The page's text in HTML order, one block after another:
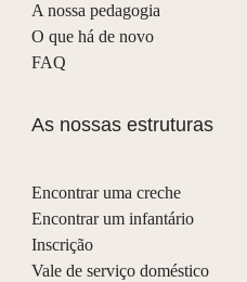
A nossa pedagogia
O que há de novo
FAQ
As nossas estruturas
Encontrar uma creche
Encontrar um infantário
Inscrição
Vale de serviço doméstico